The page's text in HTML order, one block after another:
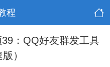
程
：QQ好友群发工具
）